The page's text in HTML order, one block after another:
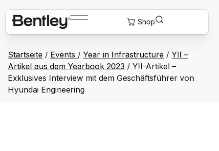
Startseite / Events / Year in Infrastructure / YII –
Artikel aus dem Yearbook 2023 / YII-Artikel –
Exklusives Interview mit dem Geschäftsführer von
Hyundai Engineering